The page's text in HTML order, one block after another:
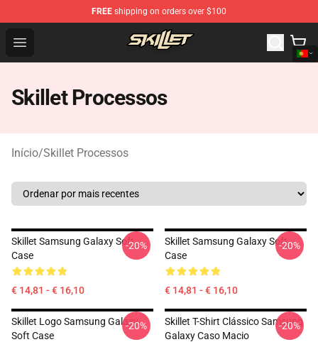
FREE shipping on orders over $100
Open menu
Skillet Shop - Official Skillet Merchandise Store
Skillet Processos
Início/Skillet Processos
Skillet Samsung Galaxy Soft
Case
€ 14,81 - € 16,10
-20%
Skillet Samsung Galaxy Soft
Case
€ 14,81 - € 16,10
-20%
Skillet Logo Samsung Galaxy
Soft Case
-20%
Skillet T-Shirt Clássico Samsung
Galaxy Caso Macio
-20%